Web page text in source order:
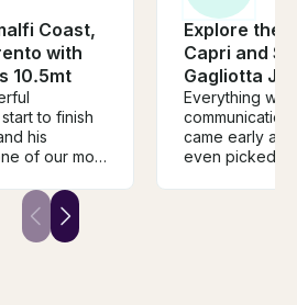
Coast,
with
10.5mt
to finish
his
of our most
us an
Explore the
Capri and
Gagliotta
Everything
came early
even picked